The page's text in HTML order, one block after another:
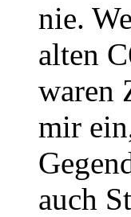
nie.
alten
waren
mir
auch